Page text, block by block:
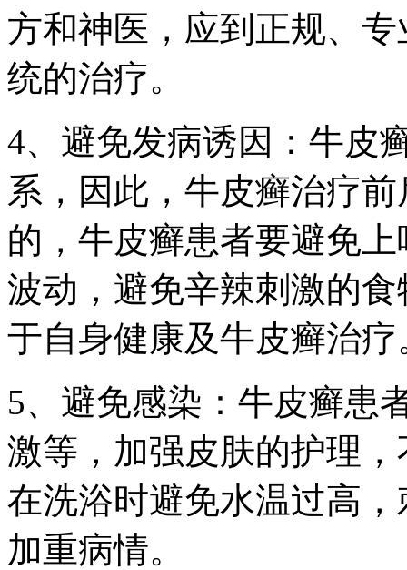
方和神医，应到正规、
统的治疗。
4、避免发病诱因：牛皮
系，因此，牛皮癣治疗
的，牛皮癣患者要避免
波动，避免辛辣刺激的
于自身健康及牛皮癣治疗
5、避免感染：牛皮癣患
激等，加强皮肤的护理
在洗浴时避免水温过高
加重病情。